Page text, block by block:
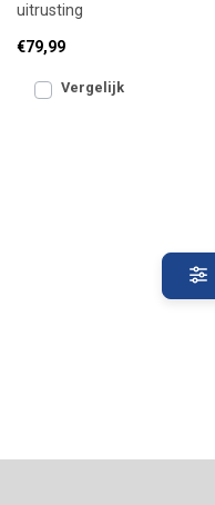
uitrusting
€79,99
Vergelijk